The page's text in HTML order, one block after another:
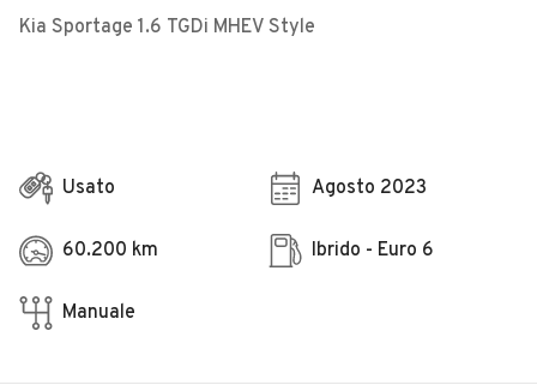
Kia Sportage 1.6 TGDi MHEV Style
Usato Agosto 2023
60.200 km Ibrido - Euro 6
Manuale